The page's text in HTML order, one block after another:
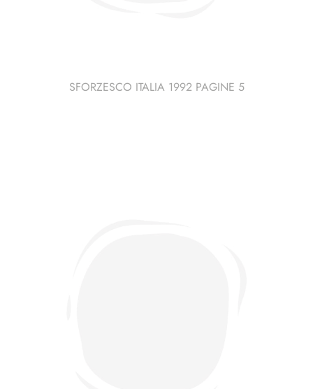
SFORZESCO ITALIA 1992 PAGINE 5